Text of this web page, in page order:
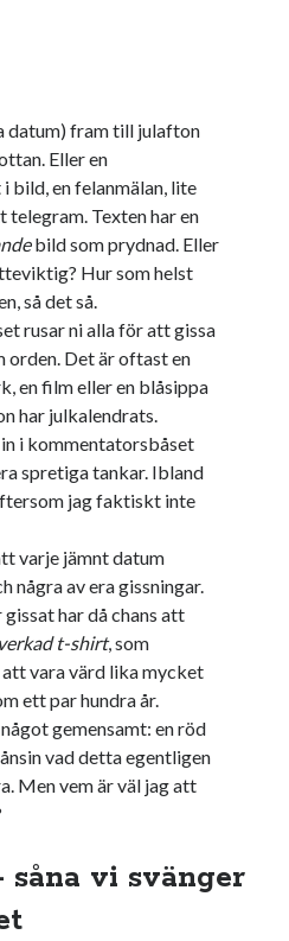
datum) fram till julafton
Eller en
bild, en felanmälan, lite
Texten har en
bild som prydnad. Eller
Hur som helst
så det så.
rusar ni alla för att gissa
orden. Det är oftast en
en film eller en blåsippa
har julkalendrats.
i kommentatorsbåset
spretiga tankar. Ibland
jag faktiskt inte
varje jämnt datum
några av era gissningar.
gissat har då chans att
t-shirt, som
vara värd lika mycket
ett par hundra år.
gemensamt: en röd
vad detta egentligen
Men vem är väl jag att
vi svänger